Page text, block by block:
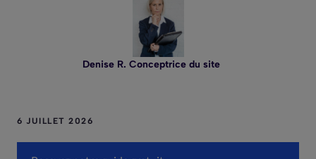
Denise R. Conceptrice du site
6 JUILLET 2026